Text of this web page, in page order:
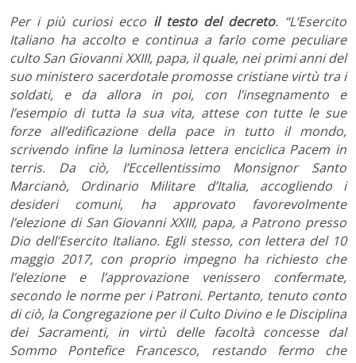
Per i più curiosi ecco il testo del decreto. “L’Esercito
Italiano ha accolto e continua a farlo come peculiare
culto San Giovanni XXIII, papa, il quale, nei primi anni del
suo ministero sacerdotale promosse cristiane virtù tra i
soldati, e da allora in poi, con l’insegnamento e
l’esempio di tutta la sua vita, attese con tutte le sue
forze all’edificazione della pace in tutto il mondo,
scrivendo infine la luminosa lettera enciclica Pacem in
terris. Da ciò, l’Eccellentissimo Monsignor Santo
Marcianò, Ordinario Militare d’Italia, accogliendo i
desideri comuni, ha approvato favorevolmente
l’elezione di San Giovanni XXIII, papa, a Patrono presso
Dio dell’Esercito Italiano. Egli stesso, con lettera del 10
maggio 2017, con proprio impegno ha richiesto che
l’elezione e l’approvazione venissero confermate,
secondo le norme per i Patroni. Pertanto, tenuto conto
di ciò, la Congregazione per il Culto Divino e le Disciplina
dei Sacramenti, in virtù delle facoltà concesse dal
Sommo Pontefice Francesco, restando fermo che